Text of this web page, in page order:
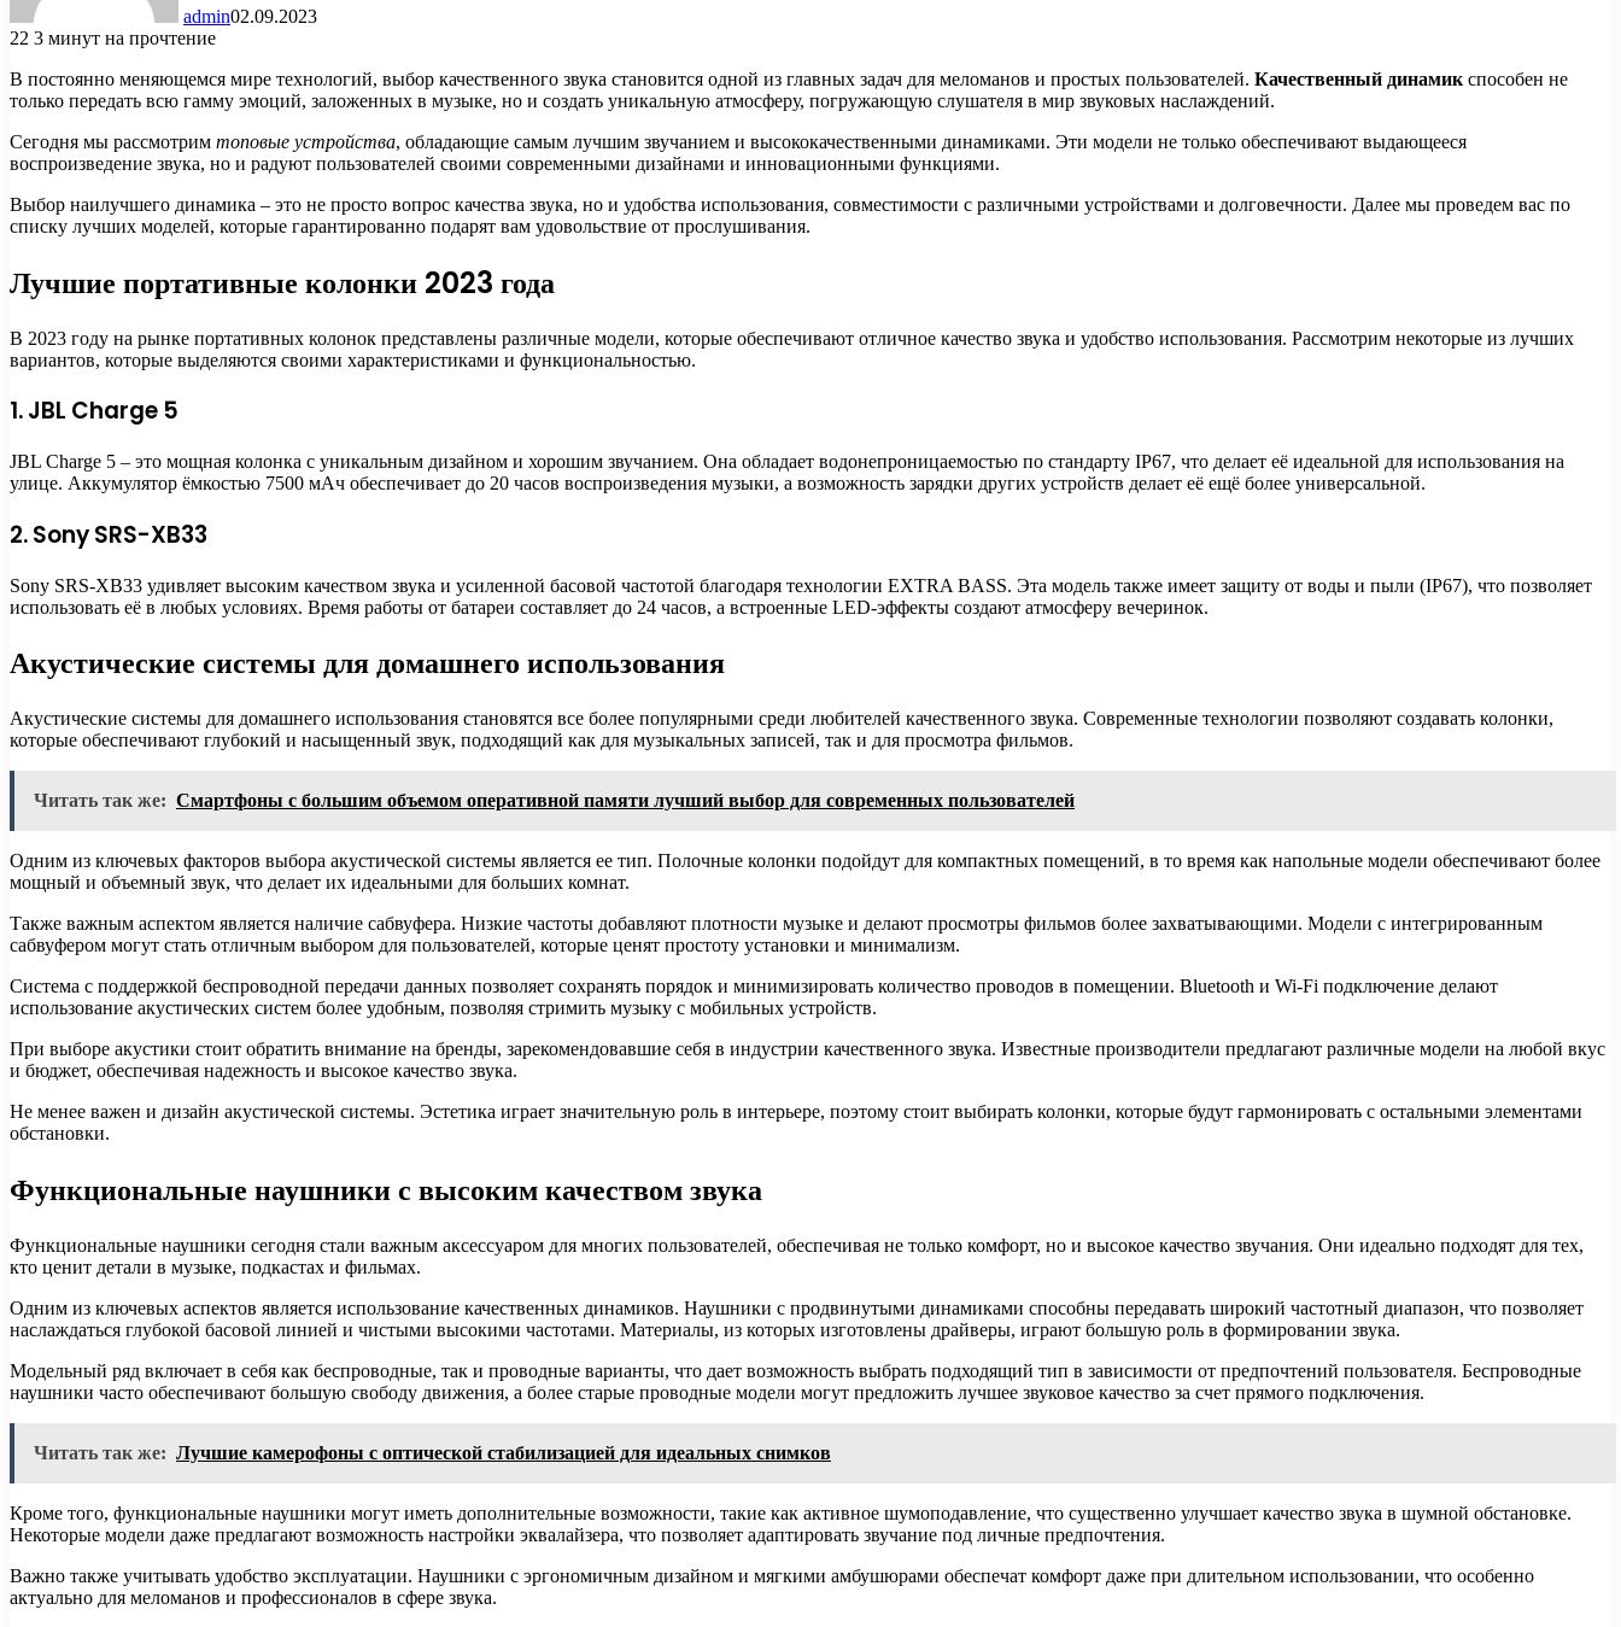
admin02.09.2023
22 3 минут на прочтение
В постоянно меняющемся мире технологий, выбор качественного звука становится одной из главных задач для меломанов и простых пользователей. Качественный динамик способен не
только передать всю гамму эмоций, заложенных в музыке, но и создать уникальную атмосферу, погружающую слушателя в мир звуковых наслаждений.
Сегодня мы рассмотрим топовые устройства, обладающие самым лучшим звучанием и высококачественными динамиками. Эти модели не только обеспечивают выдающееся
воспроизведение звука, но и радуют пользователей своими современными дизайнами и инновационными функциями.
Выбор наилучшего динамика – это не просто вопрос качества звука, но и удобства использования, совместимости с различными устройствами и долговечности. Далее мы проведем вас по
списку лучших моделей, которые гарантированно подарят вам удовольствие от прослушивания.
Лучшие портативные колонки 2023 года
В 2023 году на рынке портативных колонок представлены различные модели, которые обеспечивают отличное качество звука и удобство использования. Рассмотрим некоторые из лучших
вариантов, которые выделяются своими характеристиками и функциональностью.
1. JBL Charge 5
JBL Charge 5 – это мощная колонка с уникальным дизайном и хорошим звучанием. Она обладает водонепроницаемостью по стандарту IP67, что делает её идеальной для использования на
улице. Аккумулятор ёмкостью 7500 мАч обеспечивает до 20 часов воспроизведения музыки, а возможность зарядки других устройств делает её ещё более универсальной.
2. Sony SRS-XB33
Sony SRS-XB33 удивляет высоким качеством звука и усиленной басовой частотой благодаря технологии EXTRA BASS. Эта модель также имеет защиту от воды и пыли (IP67), что позволяет
использовать её в любых условиях. Время работы от батареи составляет до 24 часов, а встроенные LED-эффекты создают атмосферу вечеринок.
Акустические системы для домашнего использования
Акустические системы для домашнего использования становятся все более популярными среди любителей качественного звука. Современные технологии позволяют создавать колонки,
которые обеспечивают глубокий и насыщенный звук, подходящий как для музыкальных записей, так и для просмотра фильмов.
Читать так же: Смартфоны с большим объемом оперативной памяти лучший выбор для современных пользователей
Одним из ключевых факторов выбора акустической системы является ее тип. Полочные колонки подойдут для компактных помещений, в то время как напольные модели обеспечивают более
мощный и объемный звук, что делает их идеальными для больших комнат.
Также важным аспектом является наличие сабвуфера. Низкие частоты добавляют плотности музыке и делают просмотры фильмов более захватывающими. Модели с интегрированным
сабвуфером могут стать отличным выбором для пользователей, которые ценят простоту установки и минимализм.
Система с поддержкой беспроводной передачи данных позволяет сохранять порядок и минимизировать количество проводов в помещении. Bluetooth и Wi-Fi подключение делают
использование акустических систем более удобным, позволяя стримить музыку с мобильных устройств.
При выборе акустики стоит обратить внимание на бренды, зарекомендовавшие себя в индустрии качественного звука. Известные производители предлагают различные модели на любой вкус
и бюджет, обеспечивая надежность и высокое качество звука.
Не менее важен и дизайн акустической системы. Эстетика играет значительную роль в интерьере, поэтому стоит выбирать колонки, которые будут гармонировать с остальными элементами
обстановки.
Функциональные наушники с высоким качеством звука
Функциональные наушники сегодня стали важным аксессуаром для многих пользователей, обеспечивая не только комфорт, но и высокое качество звучания. Они идеально подходят для тех,
кто ценит детали в музыке, подкастах и фильмах.
Одним из ключевых аспектов является использование качественных динамиков. Наушники с продвинутыми динамиками способны передавать широкий частотный диапазон, что позволяет
наслаждаться глубокой басовой линией и чистыми высокими частотами. Материалы, из которых изготовлены драйверы, играют большую роль в формировании звука.
Модельный ряд включает в себя как беспроводные, так и проводные варианты, что дает возможность выбрать подходящий тип в зависимости от предпочтений пользователя. Беспроводные
наушники часто обеспечивают большую свободу движения, а более старые проводные модели могут предложить лучшее звуковое качество за счет прямого подключения.
Читать так же: Лучшие камерофоны с оптической стабилизацией для идеальных снимков
Кроме того, функциональные наушники могут иметь дополнительные возможности, такие как активное шумоподавление, что существенно улучшает качество звука в шумной обстановке.
Некоторые модели даже предлагают возможность настройки эквалайзера, что позволяет адаптировать звучание под личные предпочтения.
Важно также учитывать удобство эксплуатации. Наушники с эргономичным дизайном и мягкими амбушюрами обеспечат комфорт даже при длительном использовании, что особенно
актуально для меломанов и профессионалов в сфере звука.